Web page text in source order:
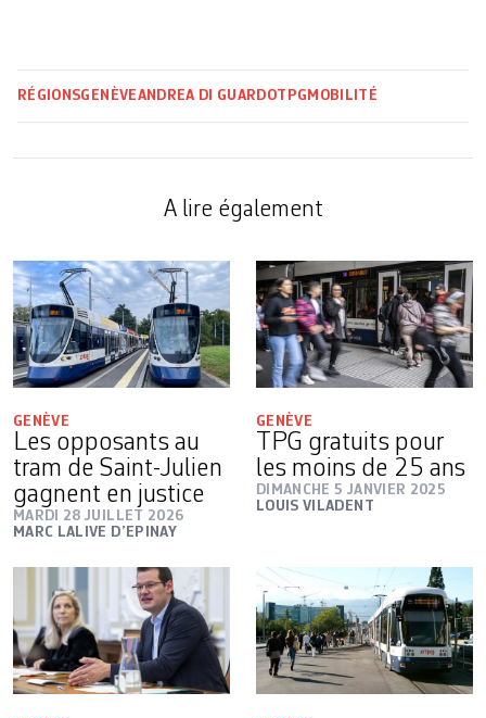
RÉGIONSGENÈVEANDREA DI GUARDOTPG MOBILITÉ
A lire également
GENÈVE
Les opposants au
tram de Saint-Julien
gagnent en justice
MARDI 28 JUILLET 2026
MARC LALIVE D’EPINAY
GENÈVE
TPG gratuits pour
les moins de 25 ans
DIMANCHE 5 JANVIER 2025
LOUIS VILADENT